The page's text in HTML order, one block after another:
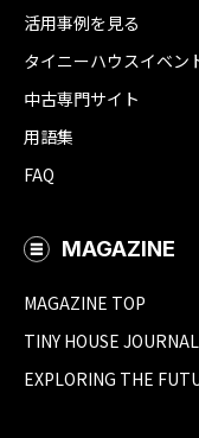
活用事例を見る
タイニーハウスイベン
中古専門サイト
用語集
FAQ
MAGAZINE
MAGAZINE TOP
TINY HOUSE JOURNAL
EXPLORING THE